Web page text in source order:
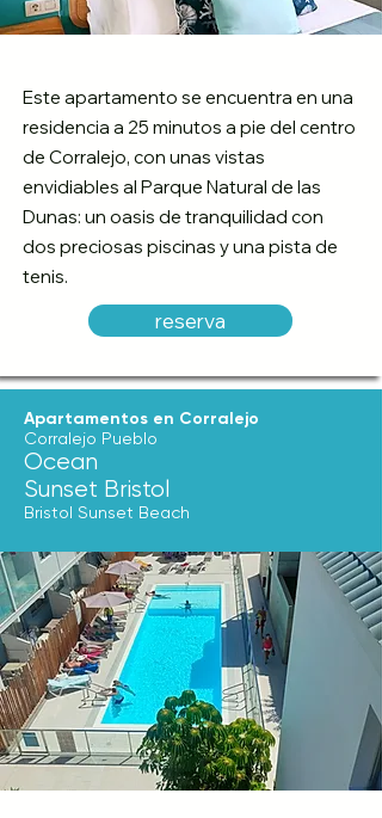
Este apartamento se encuentra en una
residencia a 25 minutos a pie del centro
de Corralejo, con unas vistas
envidiables al Parque Natural de las
Dunas: un oasis de tranquilidad con
dos preciosas piscinas y una pista de
tenis.
reserva
Apartamentos en Corralejo
Corralejo Pueblo
Ocean
Sunset Bristol
Bristol Sunset Beach